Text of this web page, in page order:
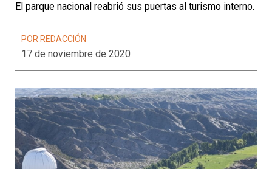
El parque nacional reabrió sus puertas al turismo interno.
POR REDACCIÓN
17 de noviembre de 2020